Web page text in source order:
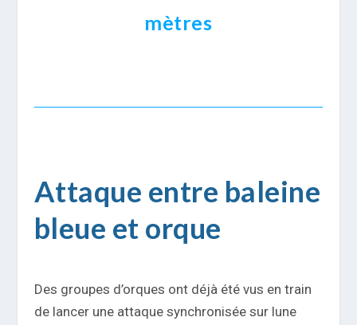
mètres
Attaque entre baleine
bleue et orque
Des groupes d’orques ont déjà été vus en train
de lancer une attaque synchronisée sur lune